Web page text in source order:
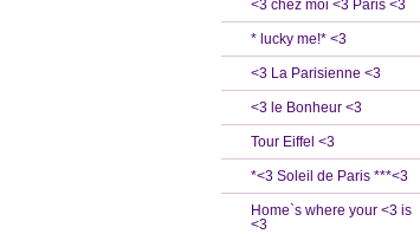
<3 chez moi <3 Paris <3
* lucky me!* <3
<3 La Parisienne <3
<3 le Bonheur <3
Tour Eiffel <3
*<3 Soleil de Paris ***<3
Home`s where your <3 is
<3